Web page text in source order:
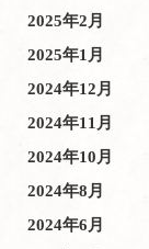
2025年2月
2025年1月
2024年12月
2024年11月
2024年10月
2024年8月
2024年6月